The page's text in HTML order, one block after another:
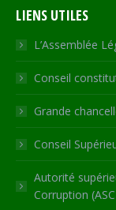
opens
in
new
window
opens
in
new
window
opens
in
new
window
in
LIENS UTILES
L’Assemblée
Conseil
Grande
Conseil
Autorité
Corruption